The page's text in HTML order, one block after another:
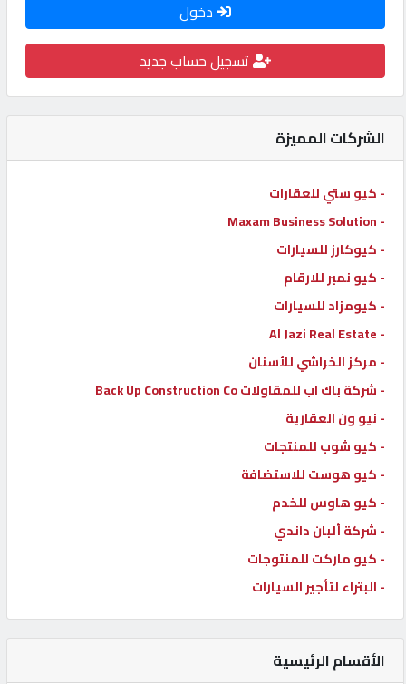
القطري
POWERED
BY
QHOST
دخول
تسجيل حساب جديد
الشركات المميزة
- كيو ستي للعقارات
- Maxam Business Solution
- كيوكارز للسيارات
- كيو نمبر للارقام
- كيومزاد للسيارات
- Al Jazi Real Estate
- مركز الخراشي للأسنان
- شركة باك اب للمقاولات Back Up Construction Co
- نيو ون العقارية
- كيو شوب للمنتجات
- كيو هوست للاستضافة
- كيو هاوس للخدم
- شركة ألبان داندي
- كيو ماركت للمنتوجات
- البتراء لتأجير السيارات
الأقسام الرئيسية